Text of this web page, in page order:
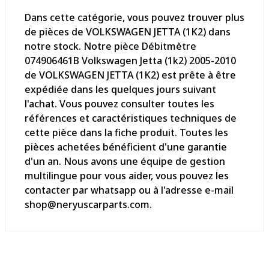
Dans cette catégorie, vous pouvez trouver plus
de pièces de VOLKSWAGEN JETTA (1K2) dans
notre stock. Notre pièce Débitmètre
074906461B Volkswagen Jetta (1k2) 2005-2010
de VOLKSWAGEN JETTA (1K2) est prête à être
expédiée dans les quelques jours suivant
l'achat. Vous pouvez consulter toutes les
références et caractéristiques techniques de
cette pièce dans la fiche produit. Toutes les
pièces achetées bénéficient d'une garantie
d'un an. Nous avons une équipe de gestion
multilingue pour vous aider, vous pouvez les
contacter par whatsapp ou à l'adresse e-mail
shop@neryuscarparts.com.